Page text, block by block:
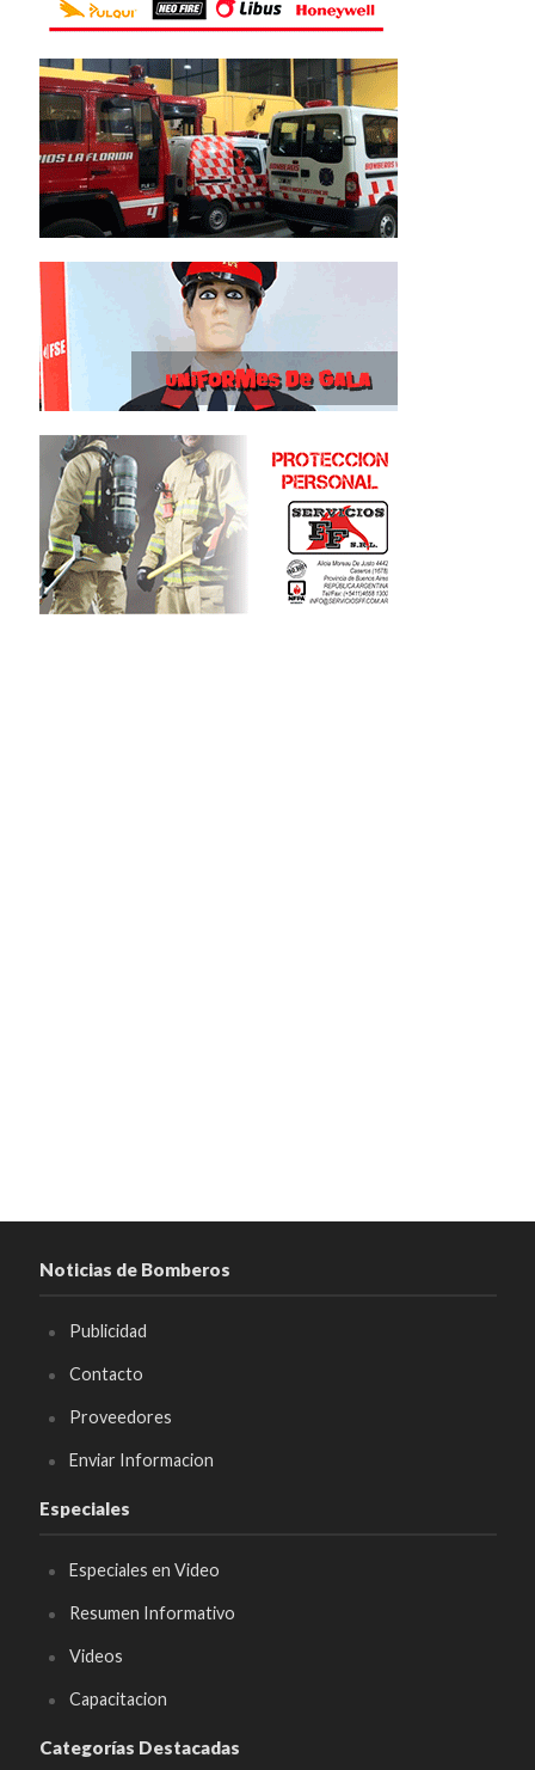
Noticias de Bomberos
Publicidad
Contacto
Proveedores
Enviar Informacion
Especiales
Especiales en Video
Resumen Informativo
Videos
Capacitacion
Categorías Destacadas